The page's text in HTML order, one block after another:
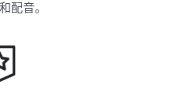
配音。